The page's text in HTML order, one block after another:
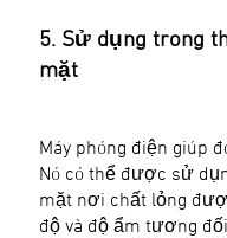
5. Sử dụng trong
mặt
Máy phóng điện giúp
Nó có thể được sử
mặt nơi chất lỏng
độ và độ ẩm tương